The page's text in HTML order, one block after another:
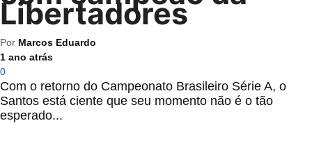
Libertadores
Por Marcos Eduardo
1 ano atrás
0
Com o retorno do Campeonato Brasileiro Série A, o
Santos está ciente que seu momento não é o tão
esperado...